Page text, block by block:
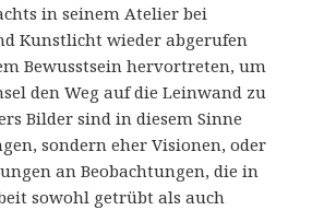
in seinem Atelier bei
Kunstlicht wieder abgerufen
Bewusstsein hervortreten, um
den Weg auf die Leinwand zu
Bilder sind in diesem Sinne
sondern eher Visionen, oder
an Beobachtungen, die in
sowohl getrübt als auch